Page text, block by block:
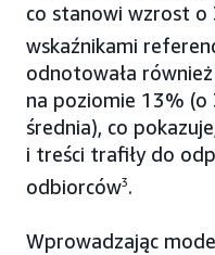
co stanowi wzrost o
wskaźnikami
odnotowała również
na poziomie 13%
średnia), co
i treści trafiły do
odbiorców3.
Wprowadzając